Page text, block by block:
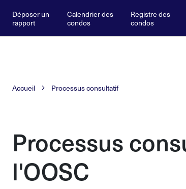
Déposer un
rapport
Calendrier des
condos
Registre des
condos
Accueil Processus consultatif
Processus
l'OOSC